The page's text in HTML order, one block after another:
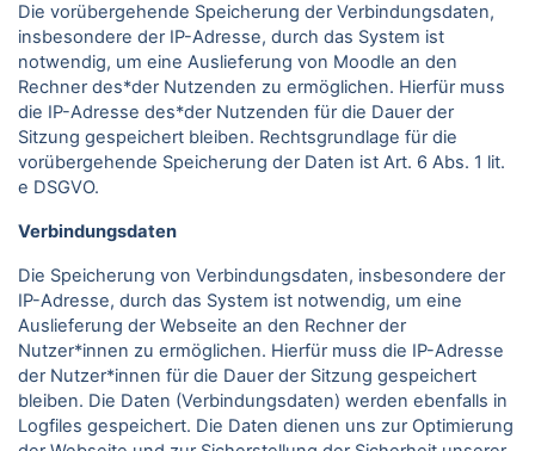
Die vorübergehende Speicherung der Verbindungsdaten,
insbesondere der IP-Adresse, durch das System ist
notwendig, um eine Auslieferung von Moodle an den
Rechner des*der Nutzenden zu ermöglichen. Hierfür muss
die IP-Adresse des*der Nutzenden für die Dauer der
Sitzung gespeichert bleiben. Rechtsgrundlage für die
vorübergehende Speicherung der Daten ist Art. 6 Abs. 1 lit.
e DSGVO.
Verbindungsdaten
Die Speicherung von Verbindungsdaten, insbesondere der
IP-Adresse, durch das System ist notwendig, um eine
Auslieferung der Webseite an den Rechner der
Nutzer*innen zu ermöglichen. Hierfür muss die IP-Adresse
der Nutzer*innen für die Dauer der Sitzung gespeichert
bleiben. Die Daten (Verbindungsdaten) werden ebenfalls in
Logfiles gespeichert. Die Daten dienen uns zur Optimierung